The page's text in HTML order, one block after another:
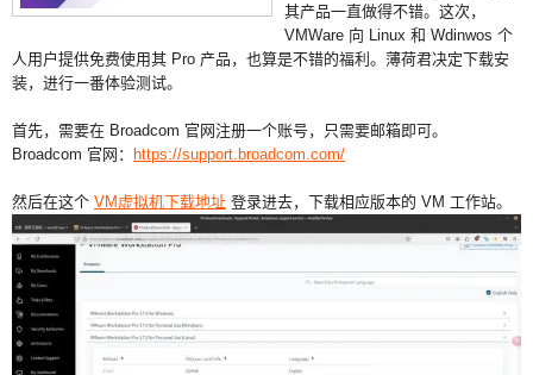
其产品一直做得不错。这次，
VMWare 向 Linux 和 Wdinwos 个
人用户提供免费使用其 Pro 产品，也算是不错的福利。薄荷君决定下载安
装，进行一番体验测试。
首先，需要在 Broadcom 官网注册一个账号，只需要邮箱即可。
Broadcom 官网：
https://support.broadcom.com/
然后在这个 VM虚拟机下载地址 登录进去，下载相应版本的 VM 工作站。